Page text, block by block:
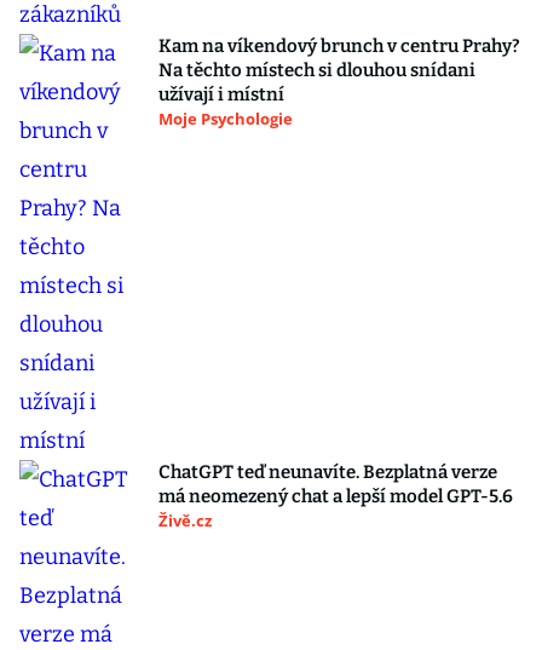
Kam na víkendový brunch v centru Prahy?
Na těchto místech si dlouhou snídani
užívají i místní
Moje Psychologie
ChatGPT teď neunavíte. Bezplatná verze
má neomezený chat a lepší model GPT-5.6
Živě.cz